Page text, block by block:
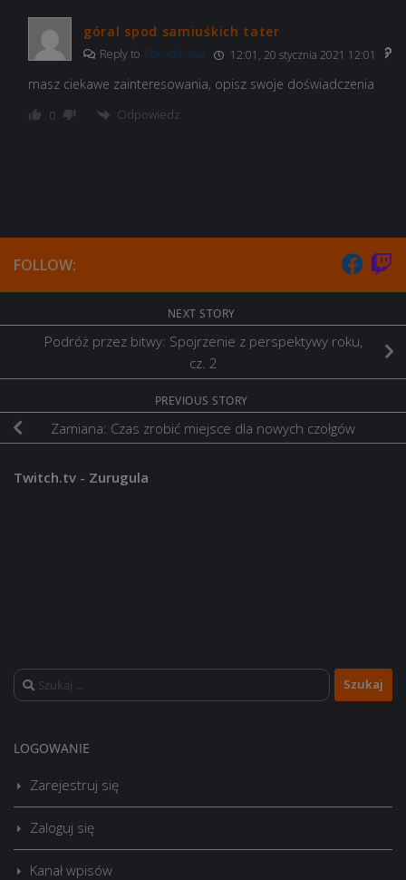
VII Atlanta VII Atlanta B
III Taranto
Graf Zeppelin
VIII Graf Zeppelin B
VIII Kansas
X Vermont
Enter
góral spod samiuśkich tater
Reply to Pomidorowa 12:01, 20 stycznia 2021 12:01
masz ciekawe zainteresowania, opisz swoje doświadczenia
0 Odpowiedz
FOLLOW:
NEXT STORY
Podróż przez bitwy: Spojrzenie z perspektywy roku,
cz. 2
PREVIOUS STORY
Zamiana: Czas zrobić miejsce dla nowych czołgów
Twitch.tv - Zurugula
Szukaj:
LOGOWANIE
Zarejestruj się
Zaloguj się
Kanał wpisów